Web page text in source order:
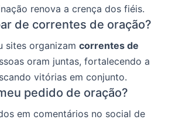
renova a crença dos fiéis.
de correntes de oração?
sites organizam correntes de
oram juntas, fortalecendo a
vitórias em conjunto.
pedido de oração?
em comentários no social de